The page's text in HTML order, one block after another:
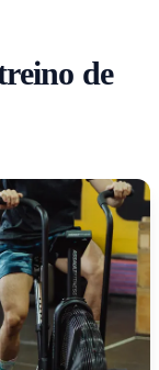
de